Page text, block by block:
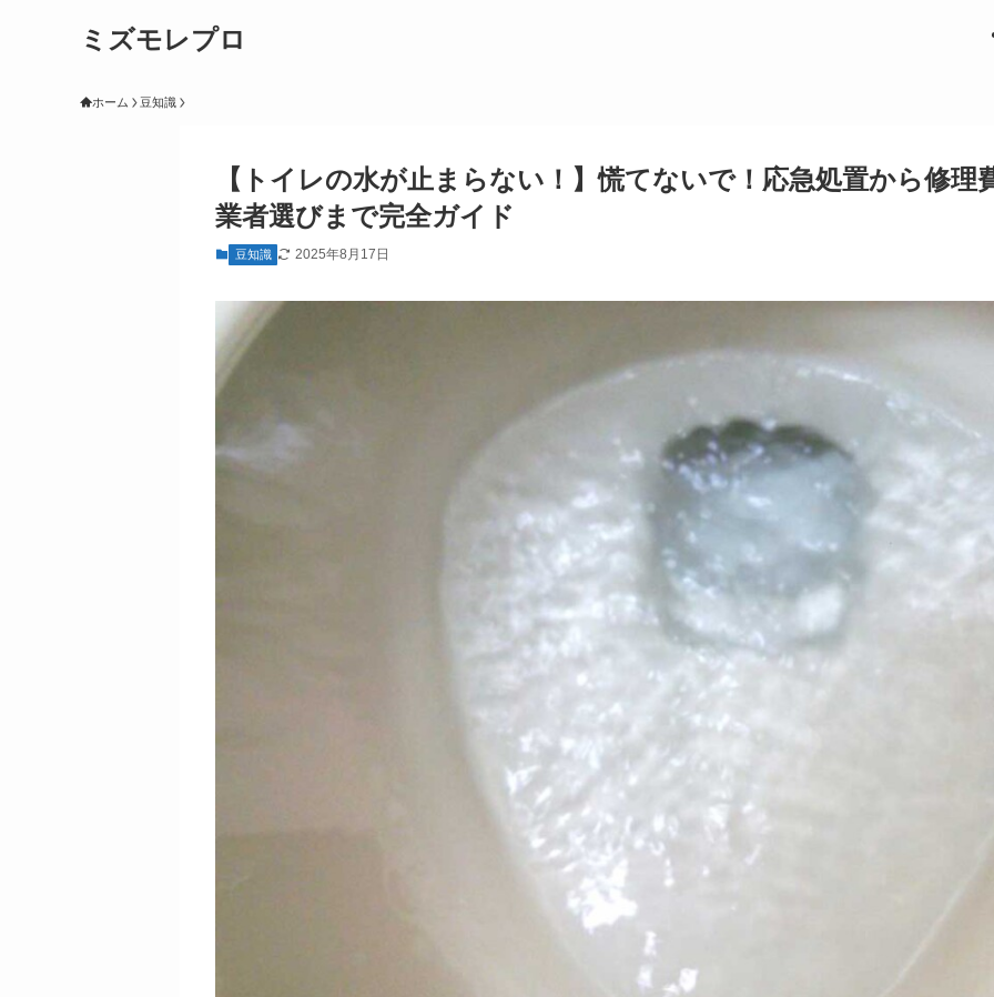
ミズモレプロ
ホーム 豆知識
【トイレの水が止まらない！】慌てないで！応急処置から修理
業者選びまで完全ガイド
豆知識 2025年8月17日